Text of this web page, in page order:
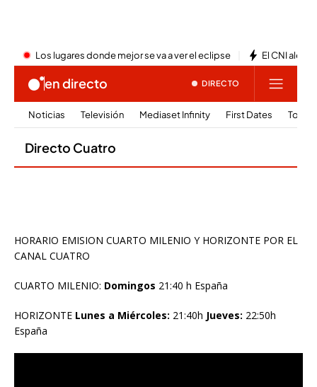
HORARIO EMISION CUARTO MILENIO Y HORIZONTE POR EL
CANAL CUATRO
CUARTO MILENIO: Domingos 21:40 h España
HORIZONTE Lunes a Miércoles: 21:40h Jueves: 22:50h
España